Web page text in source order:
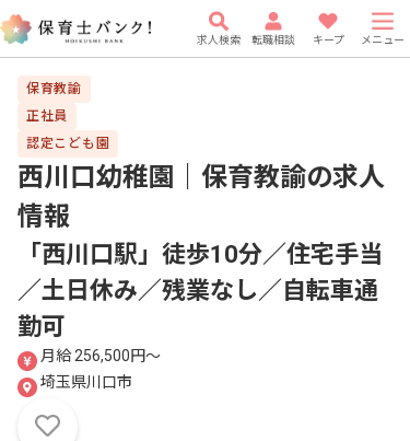
求人検索 転職相談 キープ メニュー
保育教諭
正社員
認定こども園
西川口幼稚園｜保育教諭の求人
情報
「西川口駅」徒歩10分／住宅手当
／土日休み／残業なし／自転車通
勤可
月給 256,500円〜
埼玉県川口市